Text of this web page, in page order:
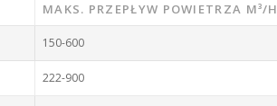
MAKS. PRZEPŁYW POWIETRZA M³/H
150-600
222-900